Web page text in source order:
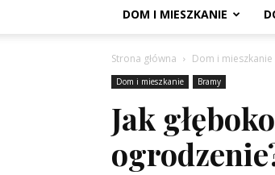
DOM I MIESZKANIE
Strona główna Dom i mieszkanie
Dom i mieszkanie Bramy
Jak